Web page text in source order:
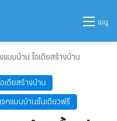
เมนู
บบบ้าน ไอเดียสร้างบ้าน
เดียสร้างบ้าน
กแบบบ้านชั้นเดียวฟรี